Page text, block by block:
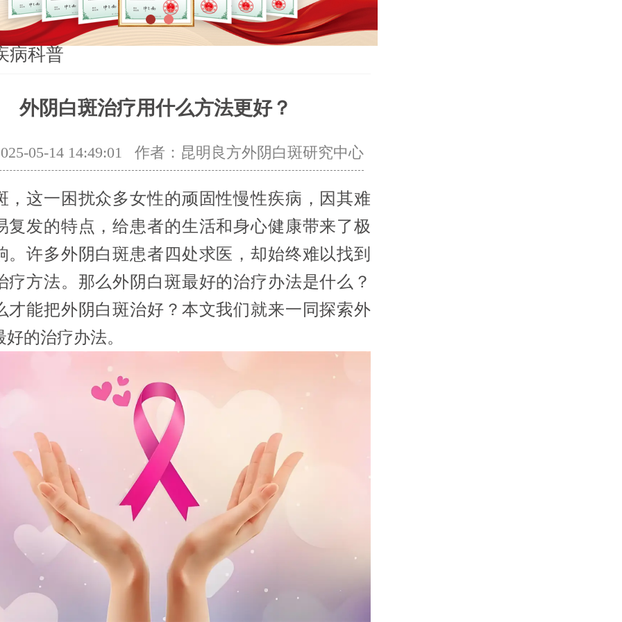
病科普
外阴白斑治疗用什么方法更好？
05-14 14:49:01 作者：昆明良方外阴白斑研究中心
，这一困扰众多女性的顽固性慢性疾病，因其难
复发的特点，给患者的生活和身心健康带来了极
。许多外阴白斑患者四处求医，却始终难以找到
疗方法。那么外阴白斑最好的治疗办法是什么？
才能把外阴白斑治好？本文我们就来一同探索外
的治疗办法。